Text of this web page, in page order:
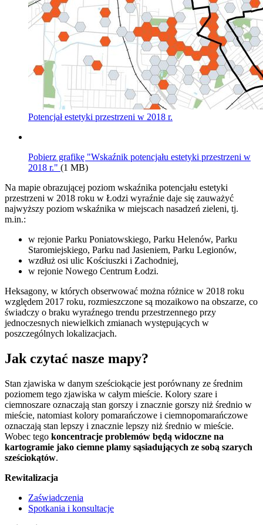
Potencjał estetyki przestrzeni w 2018 r.
Pobierz grafikę "Wskaźnik potencjału estetyki przestrzeni w
2018 r." (1 MB)
Na mapie obrazującej poziom wskaźnika potencjału estetyki
przestrzeni w 2018 roku w Łodzi wyraźnie daje się zauważyć
najwyższy poziom wskaźnika w miejscach nasadzeń zieleni, tj.
m.in.:
w rejonie Parku Poniatowskiego, Parku Helenów, Parku
Staromiejskiego, Parku nad Jasieniem, Parku Legionów,
wzdłuż osi ulic Kościuszki i Zachodniej,
w rejonie Nowego Centrum Łodzi.
Heksagony, w których obserwować można różnice w 2018 roku
względem 2017 roku, rozmieszczone są mozaikowo na obszarze, co
świadczy o braku wyraźnego trendu przestrzennego przy
jednoczesnych niewielkich zmianach występujących w
poszczególnych lokalizacjach.
Jak czytać nasze mapy?
Stan zjawiska w danym sześciokącie jest porównany ze średnim
poziomem tego zjawiska w całym mieście. Kolory szare i
ciemnoszare oznaczają stan gorszy i znacznie gorszy niż średnio w
mieście, natomiast kolory pomarańczowe i ciemnopomarańczowe
oznaczają stan lepszy i znacznie lepszy niż średnio w mieście.
Wobec tego koncentracje problemów będą widoczne na
kartogramie jako ciemne plamy sąsiadujących ze sobą szarych
sześciokątów.
Rewitalizacja
Zaświadczenia
Spotkania i konsultacje